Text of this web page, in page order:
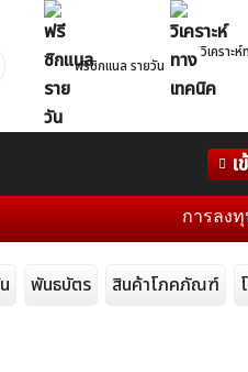
ฟรีซิกแนล รายวัน
วิเคราะ
เ
การลงทุนมี
พันธบัตร สินค้าโภคภัณฑ์